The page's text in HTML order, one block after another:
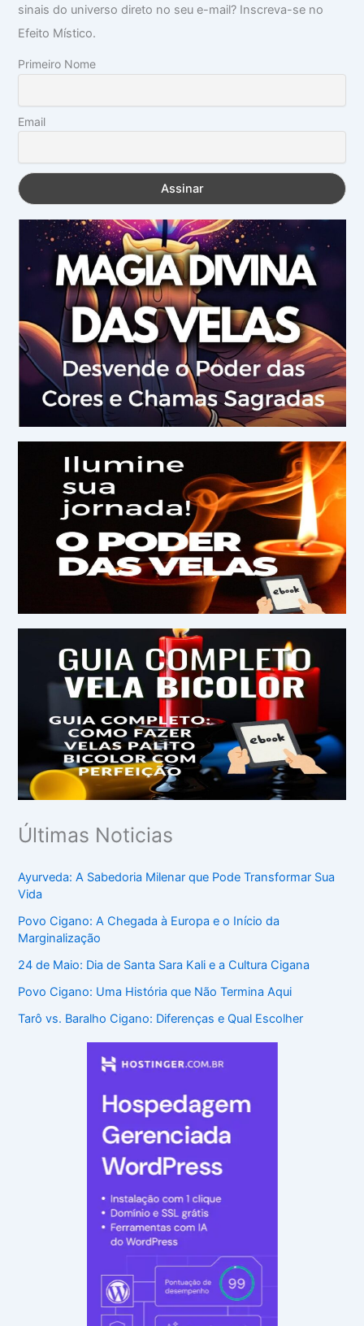
sinais do universo direto no seu e-mail? Inscreva-se no
Efeito Místico.
Primeiro Nome
Email
Últimas Noticias
Ayurveda: A Sabedoria Milenar que Pode Transformar Sua
Vida
Povo Cigano: A Chegada à Europa e o Início da
Marginalização
24 de Maio: Dia de Santa Sara Kali e a Cultura Cigana
Povo Cigano: Uma História que Não Termina Aqui
Tarô vs. Baralho Cigano: Diferenças e Qual Escolher